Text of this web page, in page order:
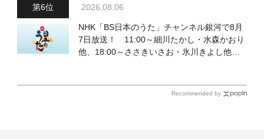
2026.08.06
NHK「BS日本のうた」チャンネル銀河で8月
7日放送！ 11:00～細川たかし・水森かおり
他、18:00～ささきいさお・氷川きよし他登
Recommended by